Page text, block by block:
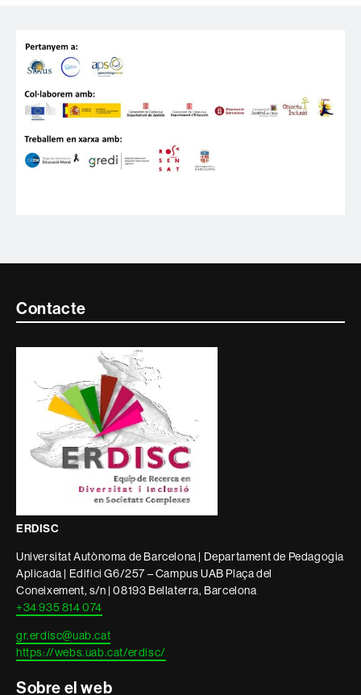
Contacte
informació
legal
Contacte
ERDISC
Universitat Autònoma de Barcelona | Departament de Pedagogia
Aplicada | Edifici G6/257 – Campus UAB Plaça del
Coneixement, s/n | 08193 Bellaterra, Barcelona
+34 935 814 074
gr.erdisc@uab.cat
https://webs.uab.cat/erdisc/
Sobre el web